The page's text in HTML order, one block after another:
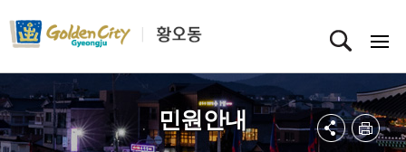
민원안내